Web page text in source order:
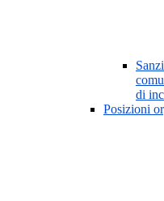
di
Posizioni